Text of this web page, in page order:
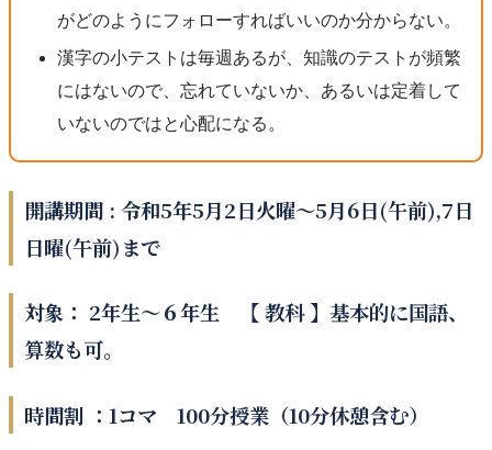
がどのようにフォローすればいいのか分からない。
漢字の小テストは毎週あるが、知識のテストが頻繁
にはないので、忘れていないか、あるいは定着して
いないのではと心配になる。
開講期間 : 令和5年5月2日火曜～5月6日(午前),7日
日曜(午前)まで
対象： 2年生～６年生 【 教科 】基本的に国語、
算数も可。
時間割 ：1コマ 100分授業（10分休憩含む）